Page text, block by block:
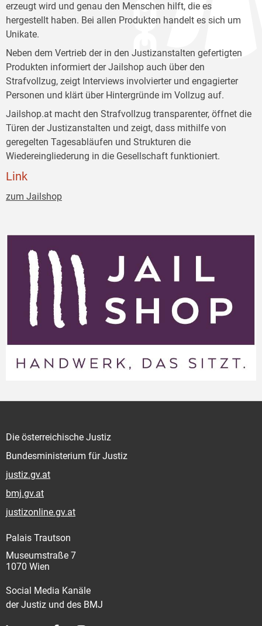
erzeugt wird und genau den Menschen hilft, die es
hergestellt haben. Bei allen Produkten handelt es sich um
Unikate.
Neben dem Vertrieb der in den Justizanstalten gefertigten
Produkten informiert der Jailshop auch über den
Strafvollzug, zeigt Interviews involvierter und engagierter
Personen und klärt über Hintergründe im Vollzug auf.
Jailshop.at macht den Strafvollzug transparenter, öffnet die
Türen der Justizanstalten und zeigt, dass mithilfe von
geregelten Tagesabläufen und Strukturen die
Wiedereingliederung in die Gesellschaft funktioniert.
Link
zum Jailshop
Die österreichische Justiz
Bundesministerium für Justiz
justiz.gv.at
bmj.gv.at
justizonline.gv.at
Palais Trautson
Museumstraße 7
1070 Wien
Social Media Kanäle
der Justiz und des BMJ